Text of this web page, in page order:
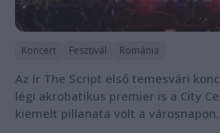
Koncert Fesztivál Románia
Az ír The Script első temesvári
légi akrobatikus premier is a City
kiemelt pillanata volt a városnapon.